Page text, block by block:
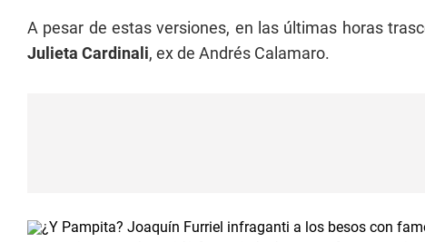
A pesar de estas versiones, en las últimas horas
Julieta Cardinali, ex de Andrés Calamaro.